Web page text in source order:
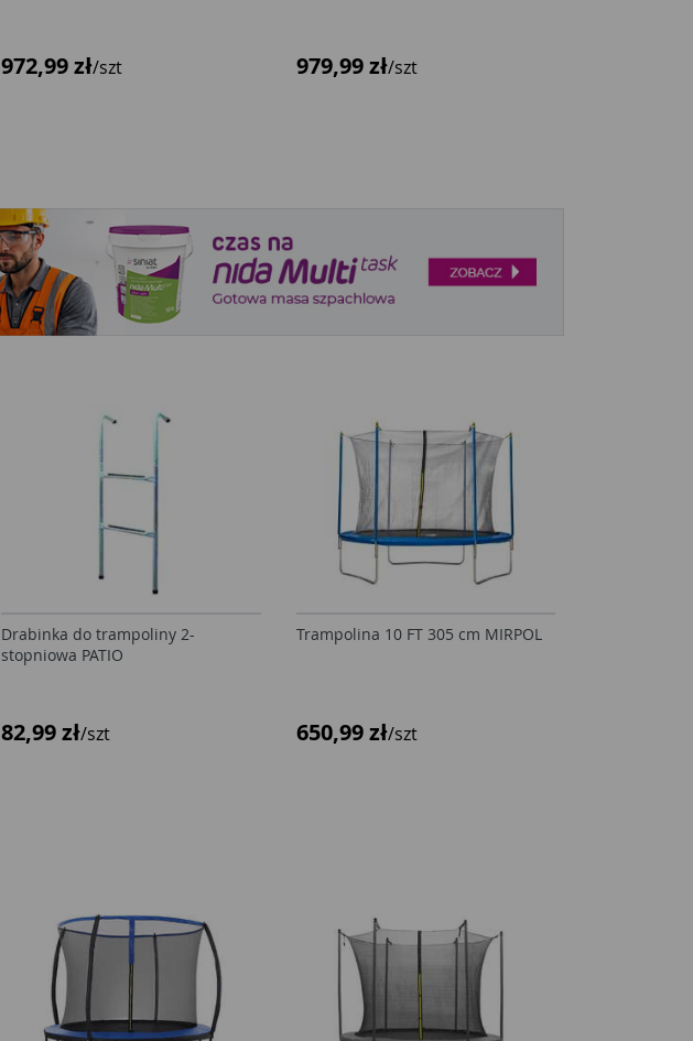
972,99 zł/szt 979,99 zł/szt
Drabinka do trampoliny 2-
stopniowa PATIO
82,99 zł/szt
Trampolina 10 FT 305 cm MIRPOL
650,99 zł/szt